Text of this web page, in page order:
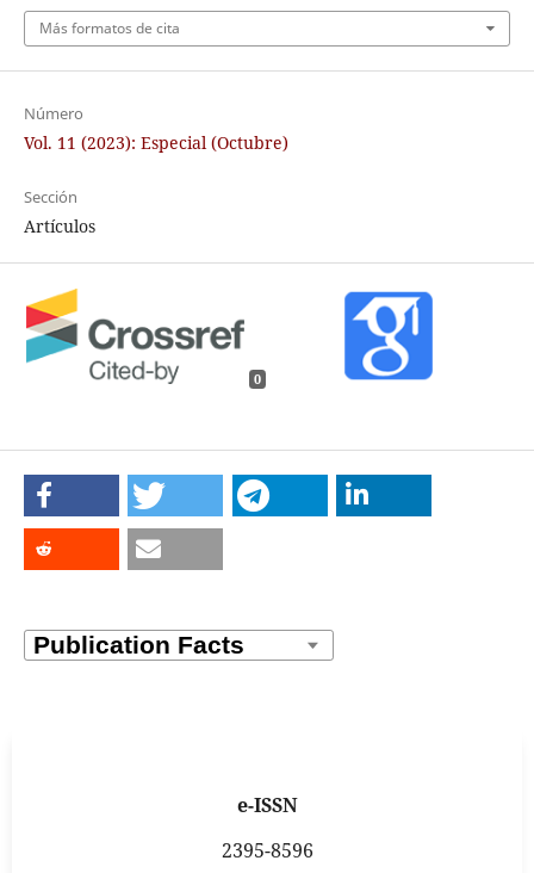
Más formatos de cita
Número
Vol. 11 (2023): Especial (Octubre)
Sección
Artículos
0
e-ISSN
2395-8596